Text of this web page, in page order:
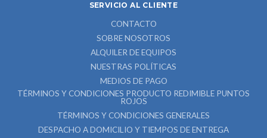
SERVICIO AL CLIENTE
CONTACTO
SOBRE NOSOTROS
ALQUILER DE EQUIPOS
NUESTRAS POLÍTICAS
MEDIOS DE PAGO
TÉRMINOS Y CONDICIONES PRODUCTO REDIMIBLE PUNTOS
ROJOS
TÉRMINOS Y CONDICIONES GENERALES
DESPACHO A DOMICILIO Y TIEMPOS DE ENTREGA